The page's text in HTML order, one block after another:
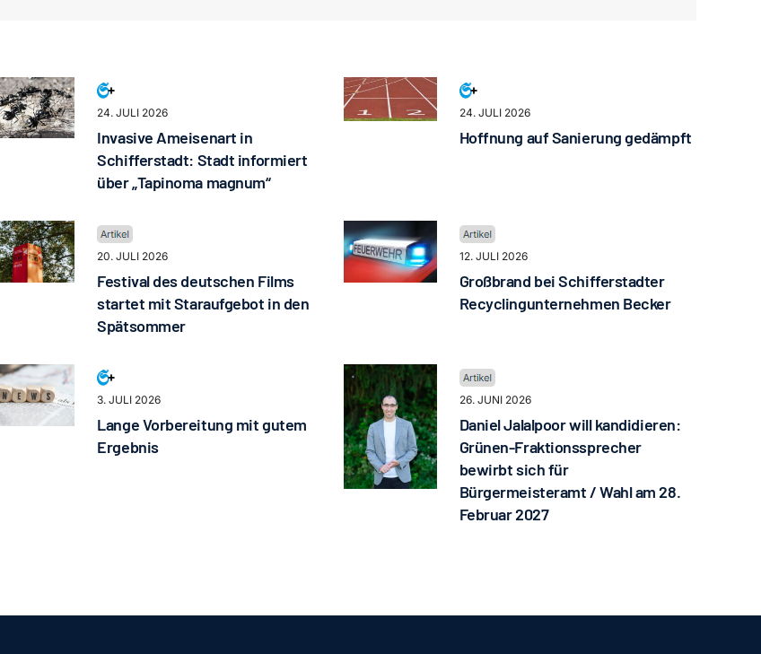
24. JULI 2026
Invasive Ameisenart in
Schifferstadt: Stadt informiert
über „Tapinoma magnum“
24. JULI 2026
Hoffnung auf Sanierung gedämpft
20. JULI 2026
Festival des deutschen Films
startet mit Staraufgebot in den
Spätsommer
12. JULI 2026
Großbrand bei Schifferstadter
Recyclingunternehmen Becker
3. JULI 2026
Lange Vorbereitung mit gutem
Ergebnis
26. JUNI 2026
Daniel Jalalpoor will kandidieren:
Grünen-Fraktionssprecher
bewirbt sich für
Bürgermeisteramt / Wahl am 28.
Februar 2027